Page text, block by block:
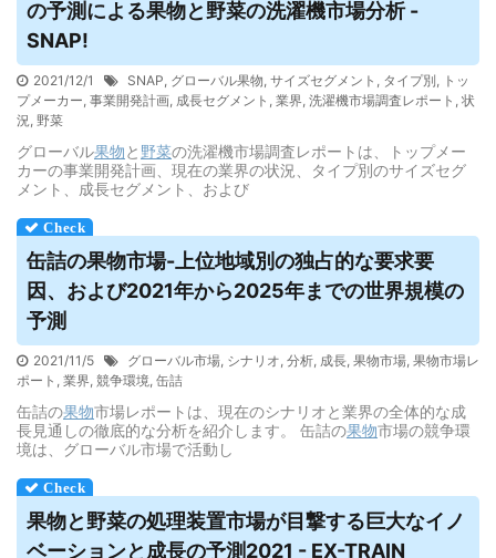
の予測による果物と野菜の洗濯機市場分析 -
SNAP!
2021/12/1 SNAP, グローバル果物, サイズセグメント , タイプ別, トッ
プメーカー, 事業開発計画, 成長セグメント , 業界, 洗濯機市場調査レポート , 状
況, 野菜
グローバル果物と 野菜の洗濯機市場調査レポートは、トップメー
カーの事業開発計画、現在の業界の状況、タイプ別のサイズセグ
メント、成長セグメント、および
缶詰の果物市場-上位地域別の独占的な要求要
因、および2021年から2025年までの世界規模の
予測
2021/11/5 グローバル市場, シナリオ, 分析, 成長, 果物市場, 果物市場レ
ポート , 業界, 競争環境, 缶詰
缶詰の果物市場レポートは、現在のシナリオと業界の全体的な成
長見通しの徹底的な分析を紹介します。 缶詰の果物市場の競争環
境は、グローバル市場で活動し
果物と野菜の処理装置市場が目撃する巨大なイノ
ベーションと成長の予測2021 - EX-TRAIN